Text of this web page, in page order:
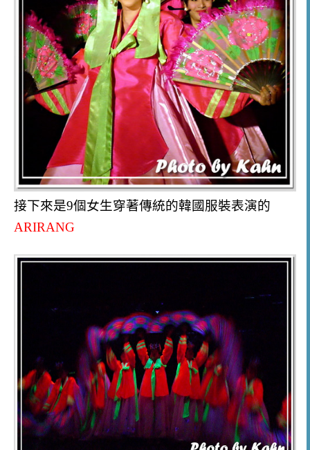
接下來是9個女生穿著傳統的韓國服裝表演的
ARIRANG